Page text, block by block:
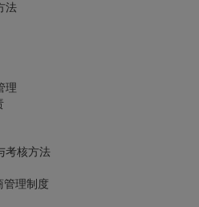
法
理
考核方法
管理制度